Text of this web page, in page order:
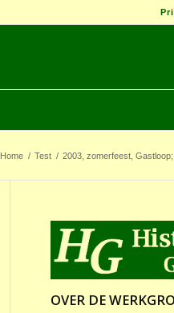
Home / Test / 2003, zomerfeest,
OVER DE